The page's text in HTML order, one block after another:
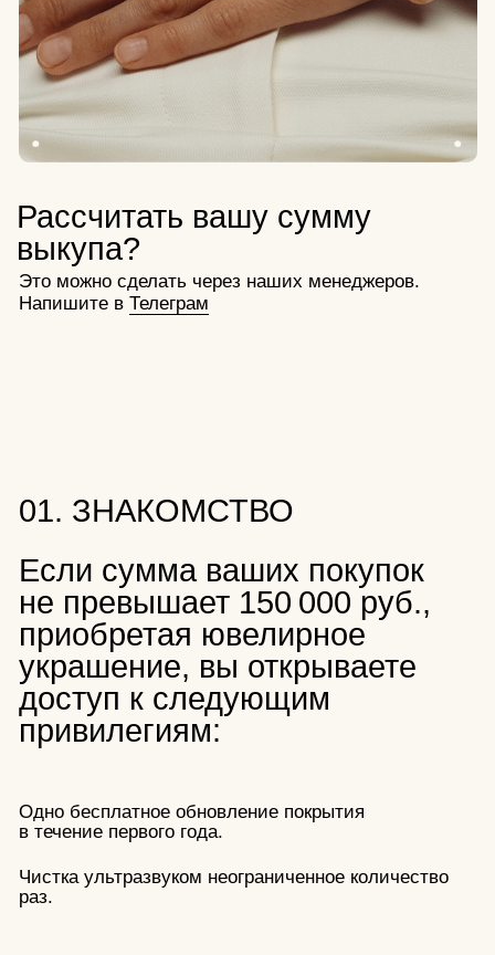
Если сумма ваших покупок
не превышает 150 000 руб.,
приобретая ювелирное
украшение, вы открываете
доступ к следующим
привилегиям:
в течение первого года.
Чистка ультразвуком неограниченное количество
раз.